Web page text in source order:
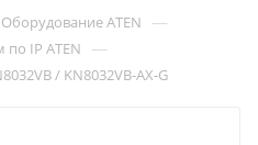
ATEN —
по IP ATEN —
/ KN8032VB-AX-G